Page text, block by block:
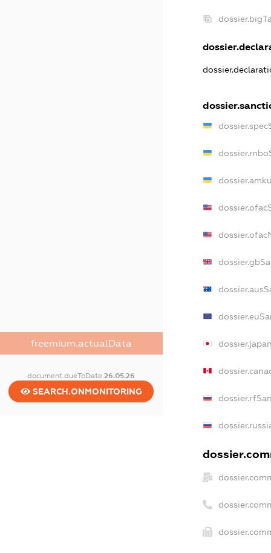
freemium.actualData
document.dueToDate26.05.26
SEARCH.ONMONITORING